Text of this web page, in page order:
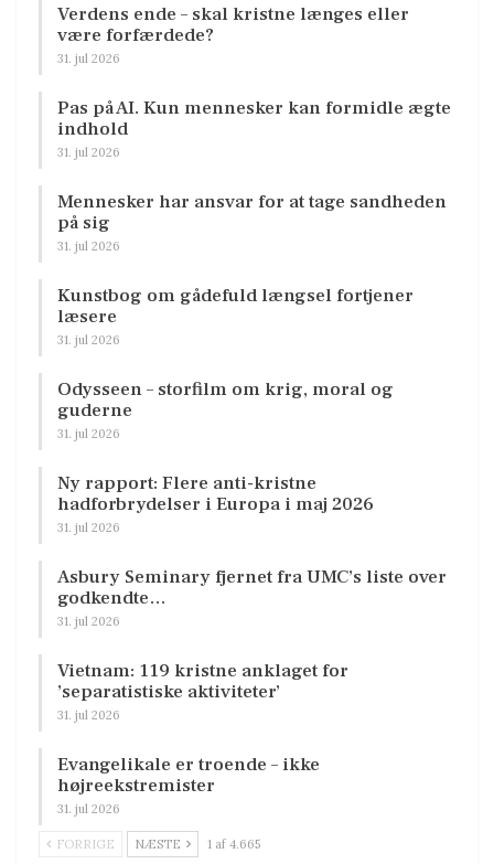
Verdens ende – skal kristne længes eller
være forfærdede?
31. jul 2026
Pas på AI. Kun mennesker kan formidle ægte
indhold
31. jul 2026
Mennesker har ansvar for at tage sandheden
på sig
31. jul 2026
Kunstbog om gådefuld længsel fortjener
læsere
31. jul 2026
Odysseen – storfilm om krig, moral og
guderne
31. jul 2026
Ny rapport: Flere anti-kristne
hadforbrydelser i Europa i maj 2026
31. jul 2026
Asbury Seminary fjernet fra UMC’s liste over
godkendte…
31. jul 2026
Vietnam: 119 kristne anklaget for
’separatistiske aktiviteter’
31. jul 2026
Evangelikale er troende – ikke
højreekstremister
31. jul 2026
FORRIGE NÆSTE 1 af 4.665